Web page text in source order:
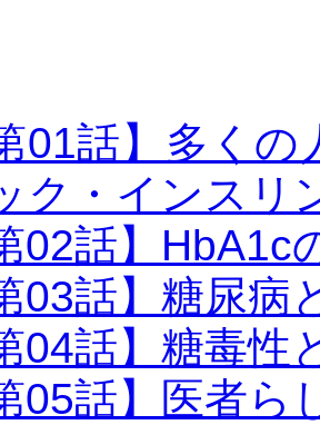
01話】多く
ク・インスリ
02話】HbA1c
03話】糖尿病
04話】糖毒
05話】医者